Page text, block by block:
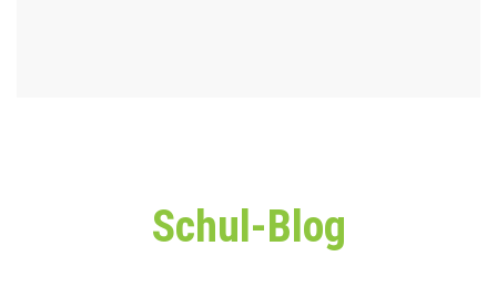
Schul-Blog